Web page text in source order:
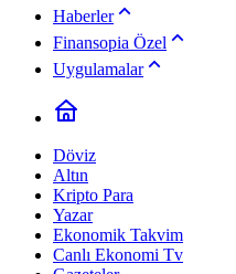
Haberler
Finansopia Özel
Uygulamalar
Döviz
Altın
Kripto Para
Yazar
Ekonomik Takvim
Canlı Ekonomi Tv